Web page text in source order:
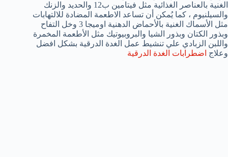
الغنية بالعناصر الغذائية مثل فيتامين ب12 والحديد والزنك
والسيلنيوم ، كما يُمكن أن تساعد الاطعمة المضادة للالتهابات
مثل الأسماك الغنية بالأحماض الدهنية اوميجا 3 وخل التفاح
وبذور الكتان وبذور الشيا والبروبيوتيك مثل الأطعمة المخمرة
واللبن الزبادي علي تنشيط عمل الغدة الدرقية بشكل افضل
وعلاج اضطرابات الغدة الدرقية